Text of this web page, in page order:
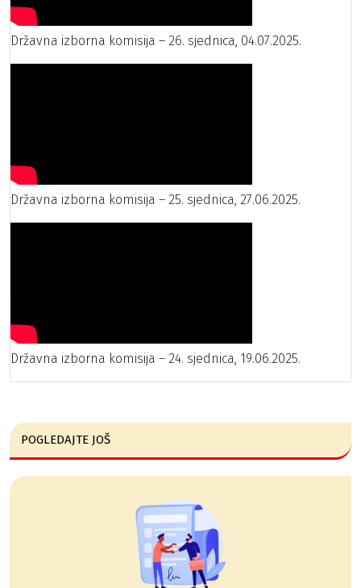
Državna izborna komisija – 26. sjednica, 04.07.2025.
Državna izborna komisija – 25. sjednica, 27.06.2025.
Državna izborna komisija – 24. sjednica, 19.06.2025.
POGLEDAJTE JOŠ